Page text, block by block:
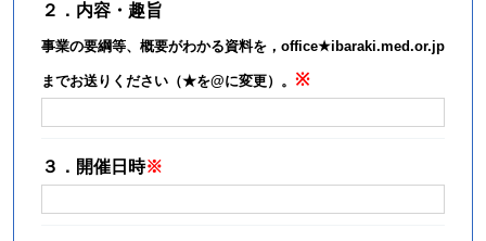
２．内容・趣旨
事業の要綱等、概要がわかる資料を，office★ibaraki.med.or.jp
までお送りください（★を@に変更）。
３．開催日時